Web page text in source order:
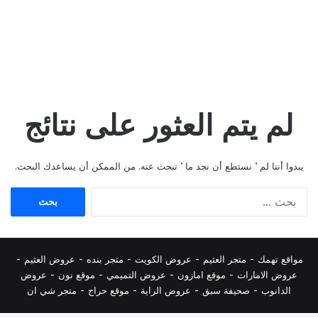
لم يتم العثور على نتائج
يبدوا أننا لم ’ نستطع أن نجد ما ’ تبحث عنه. من الممكن أن يساعدك البحث.
مواقع تهمك - متجر العثيم - عروض الكويت - متجر بنده - عروض العثيم -
عروض الامارات - موقع امازون - عروض التميمي - موقع نون - عروض
الدانوب - صحيفة سبق - عروض الراية - موقع حراج - متجر شي ان